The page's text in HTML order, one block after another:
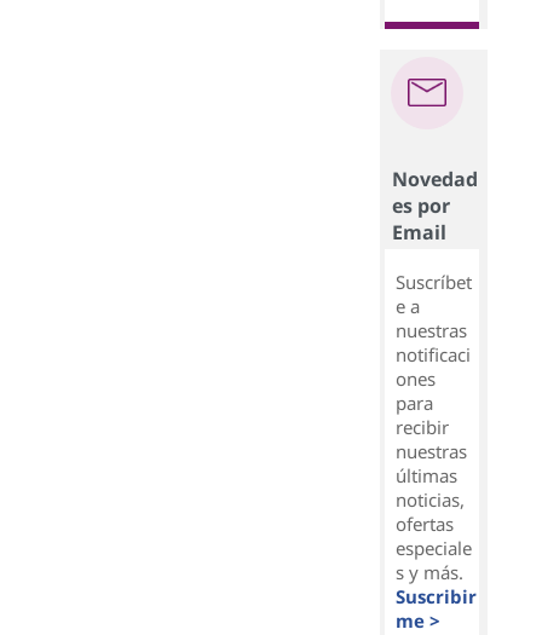
Novedad
es por
Email
Suscríbet
e a
nuestras
notificaci
ones
para
recibir
nuestras
últimas
noticias,
ofertas
especiale
s y más.
Suscribir
me >